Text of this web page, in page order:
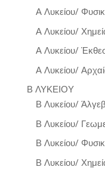
Α Λυκείου/
Α Λυκείου/
Α Λυκείου/
Α Λυκείου/
Β ΛΥΚΕΙΟΥ
Β Λυκείου/
Β Λυκείου/
Β Λυκείου/
Β Λυκείου/